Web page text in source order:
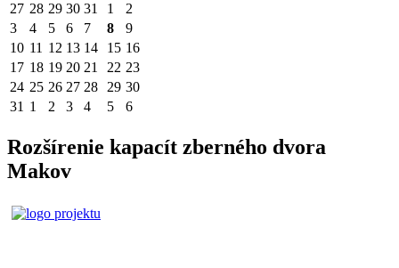
27 28 29 30 31 1
2
3
4 5 6 7 8
9
10 11 12 13 14 15 16
17 18 19 20 21 22 23
24 25 26 27 28 29 30
31 1 2 3 4 5 6
Rozšírenie kapacít zberného dvora
Makov